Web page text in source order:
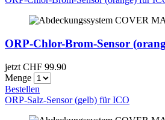
ORP-Chlor-Brom-Sensor
jetzt CHF 99.90
Menge
Bestellen
ORP-Salz-Sensor (gelb) für ICO